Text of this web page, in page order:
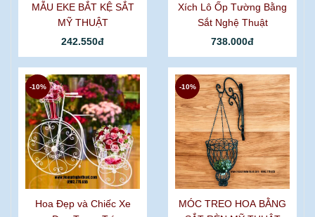
MẪU EKE BẮT KỆ SẮT
MỸ THUẬT
242.550đ
Xích Lô Ốp Tường Bằng
Sắt Nghệ Thuật
738.000đ
Hoa Đẹp và Chiếc Xe
-10%
MÓC TREO HOA BẰNG
-10%